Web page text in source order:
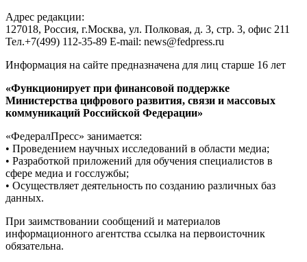
Адрес редакции:
127018, Россия, г.Москва, ул. Полковая, д. 3, стр. 3, офис 211
Тел.+7(499) 112-35-89 E-mail: news@fedpress.ru
Информация на сайте предназначена для лиц старше 16 лет
«Функционирует при финансовой поддержке
Министерства цифрового развития, связи и массовых
коммуникаций Российской Федерации»
«ФедералПресс» занимается:
• Проведением научных исследований в области медиа;
• Разработкой приложений для обучения специалистов в
сфере медиа и госслужбы;
• Осуществляет деятельность по созданию различных баз
данных.
При заимствовании сообщений и материалов
информационного агентства ссылка на первоисточник
обязательна.